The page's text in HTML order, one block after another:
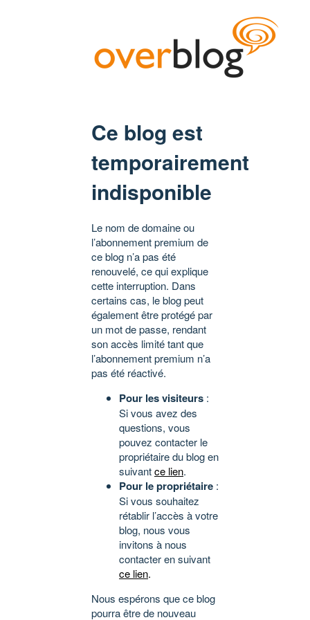
Ce blog est
temporairement
indisponible
Le nom de domaine ou
l’abonnement premium de
ce blog n’a pas été
renouvelé, ce qui explique
cette interruption. Dans
certains cas, le blog peut
également être protégé par
un mot de passe, rendant
son accès limité tant que
l’abonnement premium n’a
pas été réactivé.
Pour les visiteurs :
Si vous avez des
questions, vous
pouvez contacter le
propriétaire du blog en
suivantce lien.
Pour le propriétaire :
Si vous souhaitez
rétablir l’accès à votre
blog, nous vous
invitons à nous
contacter en suivant
ce lien.
Nous espérons que ce blog
pourra être de nouveau